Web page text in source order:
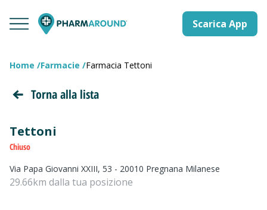
Scarica App
Home Farmacie Farmacia Tettoni
Torna alla lista
Tettoni
Chiuso
Via Papa Giovanni XXIII, 53 - 20010 Pregnana Milanese
29.66km dalla tua posizione